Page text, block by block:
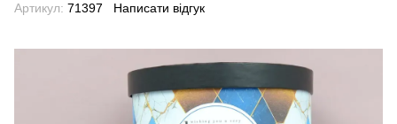
Артикул: 71397 Написати відгук